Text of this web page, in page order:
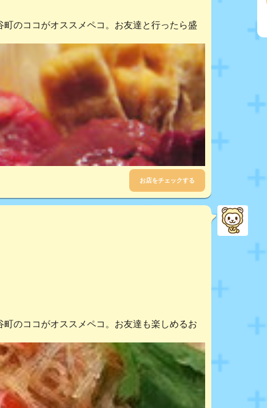
のココがオススメペコ。お友達と行ったら盛
お店をチェックする
のココがオススメペコ。お友達も楽しめるお